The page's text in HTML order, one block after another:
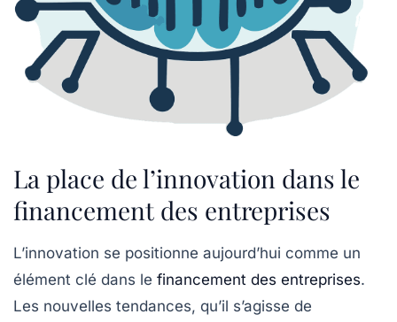
La place de l’innovation dans le
financement des entreprises
L’innovation se positionne aujourd’hui comme un
élément clé dans le financement des entreprises.
Les nouvelles tendances, qu’il s’agisse de